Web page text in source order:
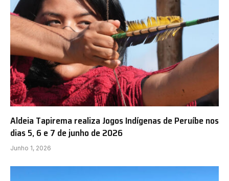
Aldeia Tapirema realiza Jogos Indígenas de Peruíbe nos
dias 5, 6 e 7 de junho de 2026
Junho 1, 2026